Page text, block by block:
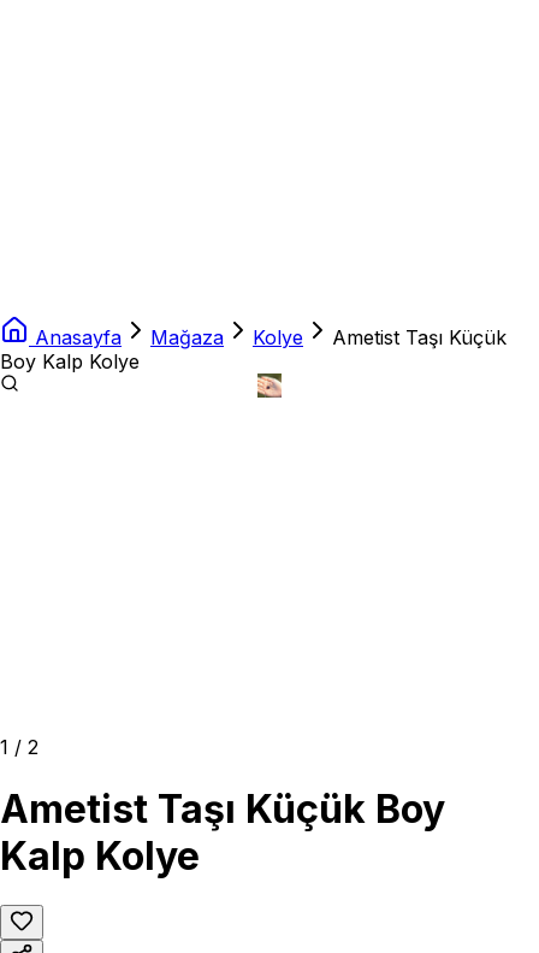
Anasayfa Mağaza Kolye
Ametist Taşı Küçük
Boy Kalp Kolye
1 / 2
Ametist Taşı Küçük Boy
Kalp Kolye